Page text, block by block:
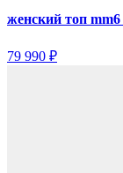
женский топ
79 990 ₽